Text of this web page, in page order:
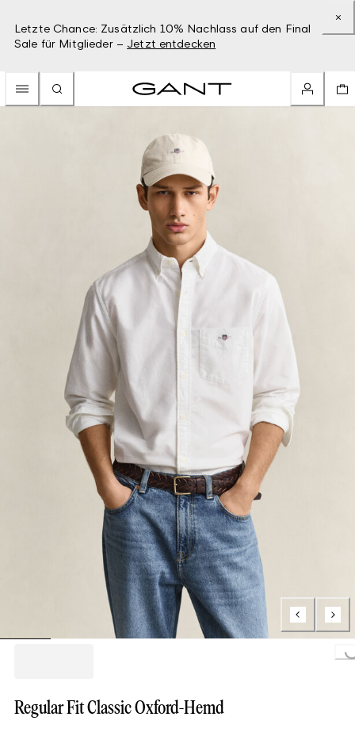
Letzte Chance: Zusätzlich 10% Nachlass auf den Final
Sale für Mitglieder – Jetzt entdecken
Loading...
Regular Fit Classic Oxford-Hemd